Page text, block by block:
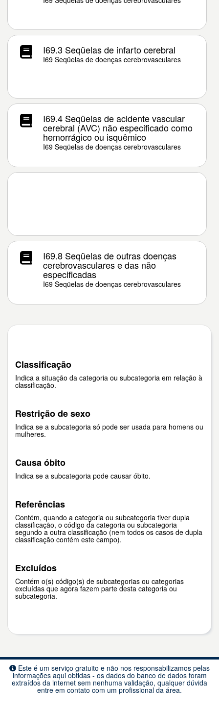
I69.3 Seqüelas de infarto cerebral
I69 Seqüelas de doenças cerebrovasculares
I69.4 Seqüelas de acidente vascular
cerebral (AVC) não especificado como
hemorrágico ou isquêmico
I69 Seqüelas de doenças cerebrovasculares
I69.8 Seqüelas de outras doenças
cerebrovasculares e das não
especificadas
I69 Seqüelas de doenças cerebrovasculares
Classificação
Indica a situação da categoria ou subcategoria em relação à
classificação.
Restrição de sexo
Indica se a subcategoria só pode ser usada para homens ou
mulheres.
Causa óbito
Indica se a subcategoria pode causar óbito.
Referências
Contém, quando a categoria ou subcategoria tiver dupla
classificação, o código da categoria ou subcategoria
segundo a outra classificação (nem todos os casos de dupla
classificação contém este campo).
Excluídos
Contém o(s) código(s) de subcategorias ou categorias
excluídas que agora fazem parte desta categoria ou
subcategoria.
Este é um serviço gratuito e não nos responsabilizamos pelas
informações aqui obtidas - os dados do banco de dados foram
extraídos da internet sem nenhuma validação, qualquer dúvida
entre em contato com um profissional da área.